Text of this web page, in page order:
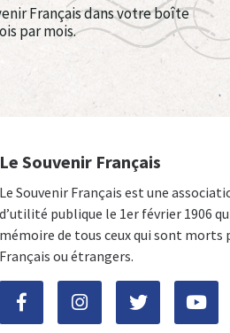
Français dans votre boîte
par mois.
Le Souvenir Français
Le Souvenir Français est une
d’utilité publique le 1er février 1906
mémoire de tous ceux qui sont morts
Français ou étrangers.